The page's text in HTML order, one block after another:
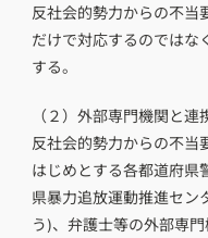
反社会的勢力からの不当
だけで対応するのではな
する。
（２） 外部専門機関と連
反社会的勢力からの不当
はじめとする各都道府県
県暴力追放運動推進セン
う)、弁護士等の外部専